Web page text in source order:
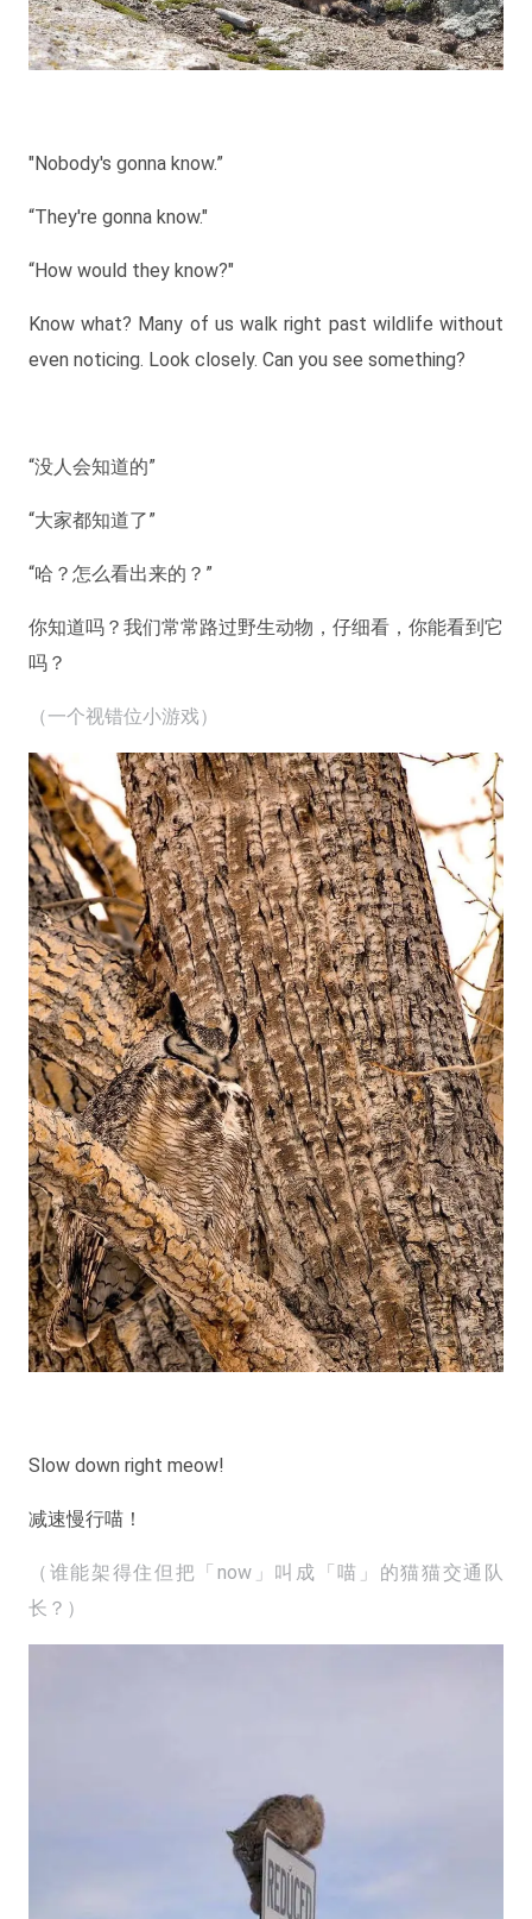
"Nobody's gonna know.”
“They're gonna know."
“How would they know?"
Know what? Many of us walk right past wildlife without
even noticing. Look closely. Can you see something?
“没人会知道的”
“大家都知道了”
“哈？怎么看出来的？”
你知道吗？我们常常路过野生动物，仔细看，你能看到它
吗？
（一个视错位小游戏）
Slow down right meow!
减速慢行喵！
（谁能架得住但把「now」叫成「喵」的猫猫交通队
长？）